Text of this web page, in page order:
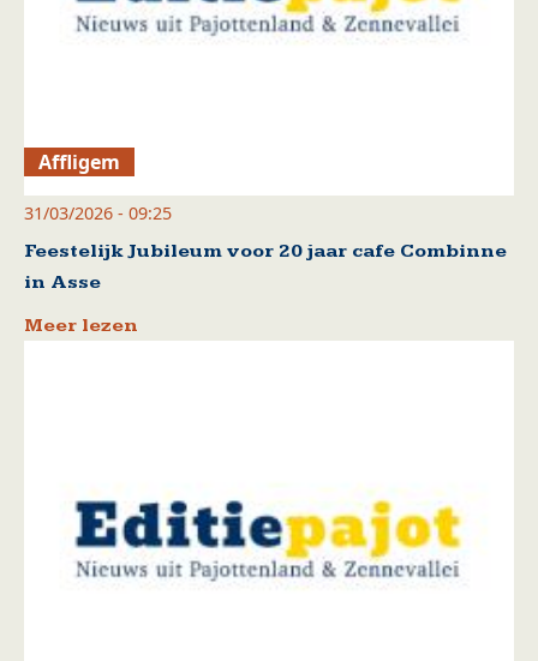
Affligem
31/03/2026 - 09:25
Feestelijk Jubileum voor 20 jaar cafe Combinne
in Asse
Meer lezen